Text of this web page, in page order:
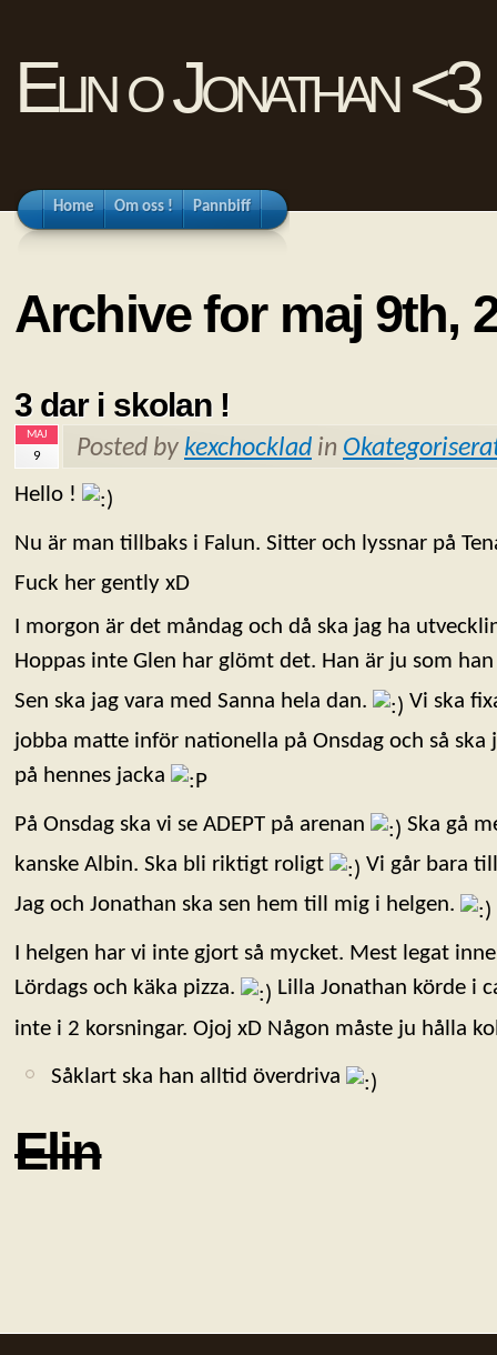
Elin o Jonathan <3
Home Om oss ! Pannbiff
Archive for maj 9th,
3 dar i skolan !
MAJ
9 Posted by kexchocklad in
Hello !
Nu är man tillbaks i Falun. Sitter och lyssnar på
Fuck her gently xD
I morgon är det måndag och då ska jag ha
Hoppas inte Glen har glömt det. Han är ju som
Sen ska jag vara med Sanna hela dan.
Vi ska
jobba matte inför nationella på Onsdag och så ska
på hennes jacka
På Onsdag ska vi se ADEPT på arenan
Ska gå
kanske Albin. Ska bli riktigt roligt
Vi går bara
Jag och Jonathan ska sen hem till mig i helgen.
I helgen har vi inte gjort så mycket. Mest legat
Lördags och käka pizza.
Lilla Jonathan körde i
inte i 2 korsningar. Ojoj xD Någon måste ju hålla
Såklart ska han alltid överdriva
Elin